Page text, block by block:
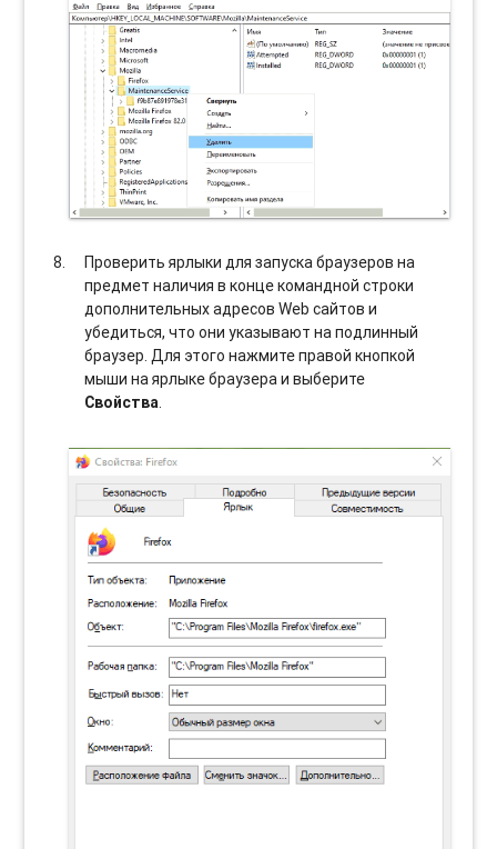
Проверить ярлыки для запуска браузеров на
предмет наличия в конце командной строки
дополнительных адресов Web сайтов и
убедиться, что они указывают на подлинный
браузер. Для этого нажмите правой кнопкой
мыши на ярлыке браузера и выберите
Свойства.